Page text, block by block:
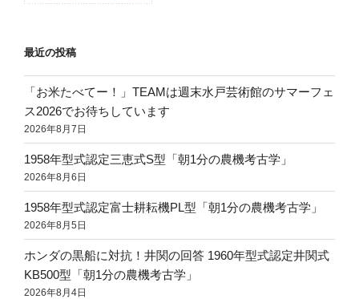
最近の投稿
「お米たべてー！」TEAMは週末水戸芸術館のサマーフェ
ス2026でお待ちしています
2026年8月7日
1958年型式認定三恵式S型「朝1分の農機考古学」
2026年8月6日
1958年型式認定富士耕耘機PL型「朝1分の農機考古学」
2026年8月5日
ホンダの黒船に対抗！井関の回答 1960年型式認定井関式
KB500型「朝1分の農機考古学」
2026年8月4日